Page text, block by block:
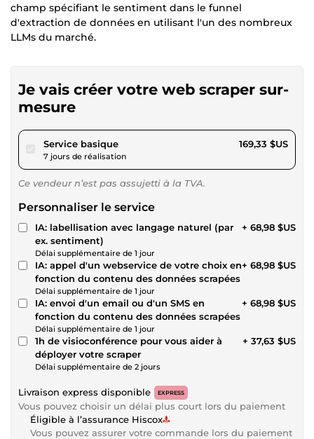
champ spécifiant le sentiment dans le funnel
d'extraction de données en utilisant l'un des nombreux
LLMs du marché.
Je vais créer votre web scraper sur-
mesure
Service basiquepour 156,06 $US
7 jours de réalisation
169,33 $US
Ce vendeur n’est pas assujetti à la TVA.
Personnaliser le service
IA: labellisation avec langage naturel (par
ex. sentiment)
Délai supplémentaire de 1 jour
+ 68,98 $US
IA: appel d'un webservice de votre choix en
fonction du contenu des données scrapées
Délai supplémentaire de 1 jour
+ 68,98 $US
IA: envoi d'un email ou d'un SMS en
fonction du contenu des données scrapées
Délai supplémentaire de 1 jour
+ 68,98 $US
1h de visioconférence pour vous aider à
déployer votre scraper
Délai supplémentaire de 2 jours
+ 37,63 $US
Livraison express disponible EXPRESS
Vous pouvez choisir un délai plus court lors du paiement
Éligible à l’assurance Hiscox
Vous pouvez assurer votre commande lors du paiement